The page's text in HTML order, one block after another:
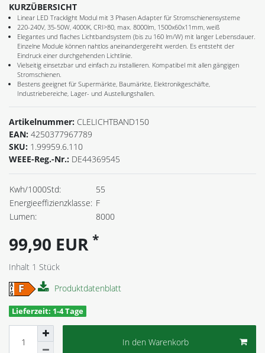
KURZÜBERSICHT
Linear LED Tracklight Modul mit 3 Phasen Adapter für Stromschienensysteme
220-240V, 35-50W, 4000K, CRI>80, max. 8000lm, 1500x60x11mm, weiß
Elegantes und flaches Lichtbandsystem (bis zu 160 lm/W) mit langer Lebensdauer.
Einzelne Module können nahtlos aneinandergereiht werden. Es entsteht der
Eindruck einer durchgehenden Lichtlinie.
Vielseitig einsetzbar und einfach zu installieren. Kompatibel mit allen gängigen
Stromschienen.
Bestens geeignet für Supermärkte, Baumärkte, Elektronikgeschäfte,
Industriebereiche, Lager- und Austellungshallen.
Artikelnummer: CLELICHTBAND150
EAN: 4250377967789
SKU: 1.99959.6.110
WEEE-Reg.-Nr.: DE44369545
Kwh/1000Std:
55
Energieeffizienzklasse: F
Lumen:
8000
99,90 EUR *
Inhalt 1 Stück
Produktdatenblatt
Lieferzeit: 1-4 Tage
In den Warenkorb